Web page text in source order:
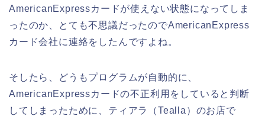
AmericanExpressカードが使えない状態になってしま
ったのか、とても不思議だったのでAmericanExpress
カード会社に連絡をしたんですよね。
そしたら、どうもプログラムが自動的に、
AmericanExpressカードの不正利用をしていると判断
してしまったために、ティアラ（Tealla）のお店で